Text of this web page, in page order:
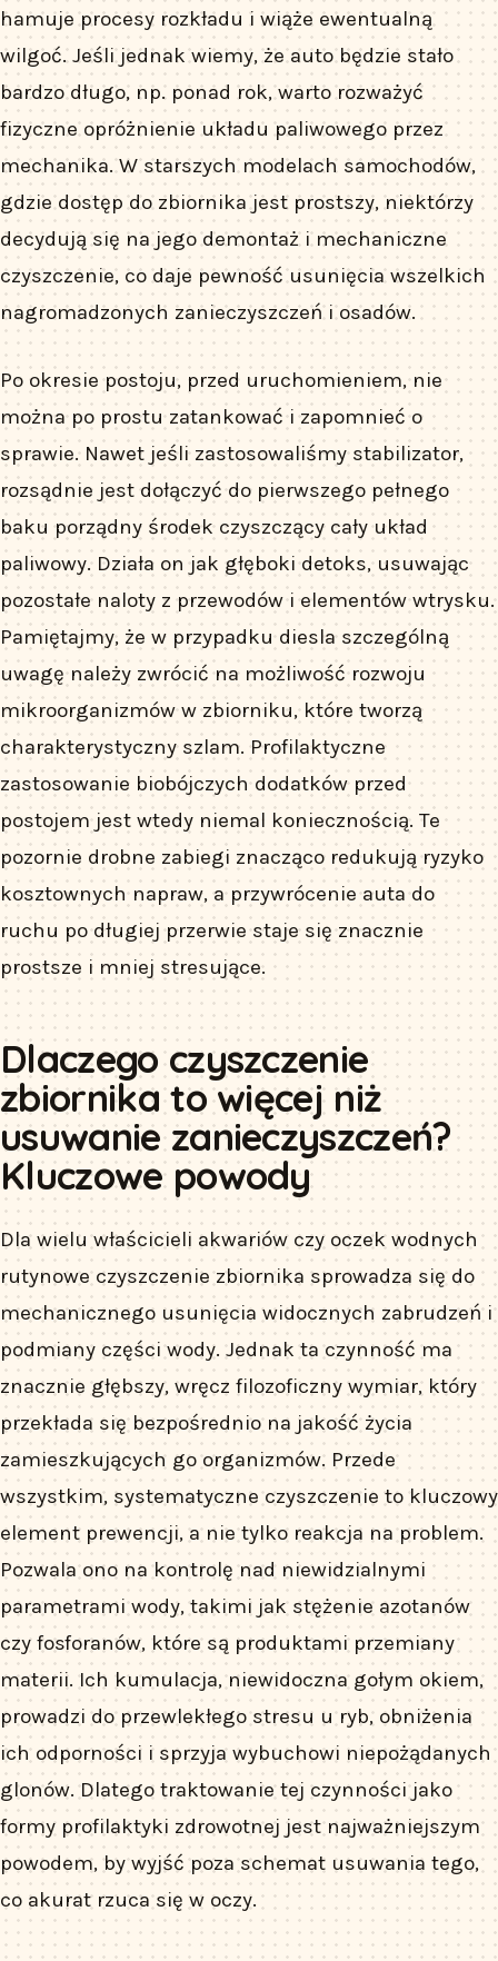
hamuje procesy rozkładu i wiąże ewentualną
wilgoć. Jeśli jednak wiemy, że auto będzie stało
bardzo długo, np. ponad rok, warto rozważyć
fizyczne opróżnienie układu paliwowego przez
mechanika. W starszych modelach samochodów,
gdzie dostęp do zbiornika jest prostszy, niektórzy
decydują się na jego demontaż i mechaniczne
czyszczenie, co daje pewność usunięcia wszelkich
nagromadzonych zanieczyszczeń i osadów.
Po okresie postoju, przed uruchomieniem, nie
można po prostu zatankować i zapomnieć o
sprawie. Nawet jeśli zastosowaliśmy stabilizator,
rozsądnie jest dołączyć do pierwszego pełnego
baku porządny środek czyszczący cały układ
paliwowy. Działa on jak głęboki detoks, usuwając
pozostałe naloty z przewodów i elementów wtrysku.
Pamiętajmy, że w przypadku diesla szczególną
uwagę należy zwrócić na możliwość rozwoju
mikroorganizmów w zbiorniku, które tworzą
charakterystyczny szlam. Profilaktyczne
zastosowanie biobójczych dodatków przed
postojem jest wtedy niemal koniecznością. Te
pozornie drobne zabiegi znacząco redukują ryzyko
kosztownych napraw, a przywrócenie auta do
ruchu po długiej przerwie staje się znacznie
prostsze i mniej stresujące.
Dlaczego czyszczenie
zbiornika to więcej niż
usuwanie zanieczyszczeń?
Kluczowe powody
Dla wielu właścicieli akwariów czy oczek wodnych
rutynowe czyszczenie zbiornika sprowadza się do
mechanicznego usunięcia widocznych zabrudzeń i
podmiany części wody. Jednak ta czynność ma
znacznie głębszy, wręcz filozoficzny wymiar, który
przekłada się bezpośrednio na jakość życia
zamieszkujących go organizmów. Przede
wszystkim, systematyczne czyszczenie to kluczowy
element prewencji, a nie tylko reakcja na problem.
Pozwala ono na kontrolę nad niewidzialnymi
parametrami wody, takimi jak stężenie azotanów
czy fosforanów, które są produktami przemiany
materii. Ich kumulacja, niewidoczna gołym okiem,
prowadzi do przewlekłego stresu u ryb, obniżenia
ich odporności i sprzyja wybuchowi niepożądanych
glonów. Dlatego traktowanie tej czynności jako
formy profilaktyki zdrowotnej jest najważniejszym
powodem, by wyjść poza schemat usuwania tego,
co akurat rzuca się w oczy.